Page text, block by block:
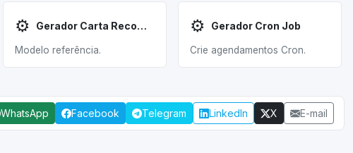
⚙️ Gerador Carta Recomendação
Modelo referência.
⚙️ Gerador Cron Job
Crie agendamentos Cron.
WhatsApp Facebook Telegram LinkedIn X E-mail